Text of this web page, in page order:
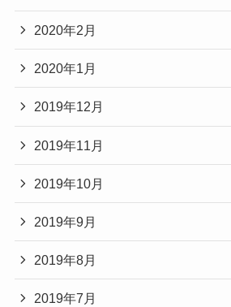
2020年2月
2020年1月
2019年12月
2019年11月
2019年10月
2019年9月
2019年8月
2019年7月